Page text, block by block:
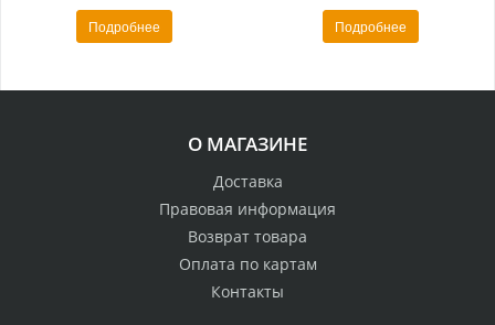
Подробнее
Подробнее
О МАГАЗИНЕ
Доставка
Правовая информация
Возврат товара
Оплата по картам
Контакты